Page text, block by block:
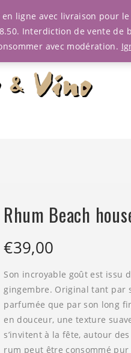
Rhum Beach
€39,00
Son incroyable goût est issu
gingembre. Original tant par
parfumée que par son long
en douceur, une texture
s’invitent à la fête, autour
rum peut être consommé
ligne avec livraison pour
Interdiction de vente de
avec modération.